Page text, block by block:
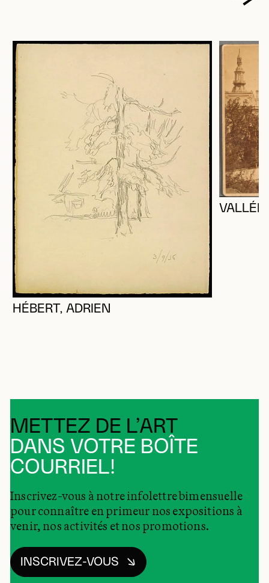
HÉBERT, ADRIEN
METTEZ DE L’ART
DANS VOTRE BOÎTE
COURRIEL!
Inscrivez-vous à notre infolettre bimensuelle
pour connaître en primeur nos expositions à
venir, nos activités et nos promotions.
INSCRIVEZ-VOUS